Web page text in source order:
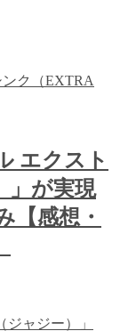
エクスト
」が実現
【感想・